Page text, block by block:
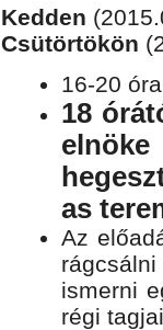
Kedden
Csütörtökön
16-20
18
as
Az
ismerni
régi